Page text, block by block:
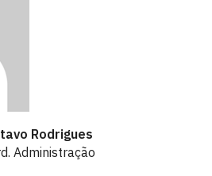
Rodrigues
Administração